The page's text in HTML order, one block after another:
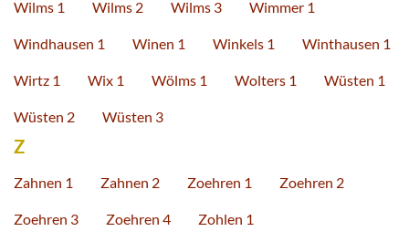
Wilms 1 Wilms 2 Wilms 3 Wimmer 1
Windhausen 1 Winen 1 Winkels 1 Winthausen 1
Wirtz 1 Wix 1 Wölms 1 Wolters 1 Wüsten 1
Wüsten 2 Wüsten 3
Z
Zahnen 1 Zahnen 2 Zoehren 1 Zoehren 2
Zoehren 3 Zoehren 4 Zohlen 1